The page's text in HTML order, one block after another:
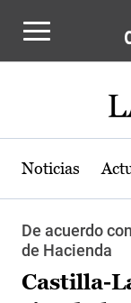
Noticias
De acuerdo
de Hacienda
Castilla-